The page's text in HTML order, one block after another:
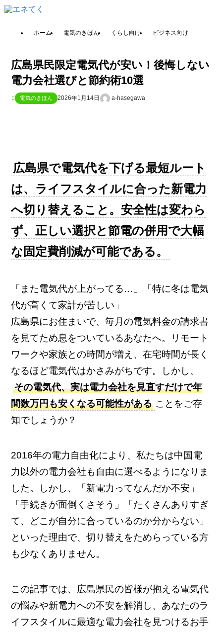
ホーム 電気のきほん くらし向け ビジネス向け
広島県民限定電気代が安い！後悔しない
電力会社選びと節約術10選
電気のきほん 2026年1月14日 a-hasegawa
広島県で電気代を下げる最短ルート
は、ライフスタイルに合った新電力
へ切り替えること。安全性は変わら
ず、正しい選択と節電の併用で大幅
な固定費削減が可能である。
「また電気代が上がってる…」「特に冬は電気
代が高くて家計が苦しい」
広島県にお住まいで、毎月の電気料金の請求書
を見てため息をついているあなたへ。リモート
ワークや家族との時間が増え、在宅時間が長く
なるほど電気代はかさみがちです。しかし、
その電気代、実は電力会社を見直すだけで年
間数万円も安くなる可能性がある ことをご存
知でしょうか？
2016年の電力自由化により、私たちは中国電
力以外の電力会社も自由に選べるようになりま
した。しかし、「新電力ってなんだか不安」
「手続きが面倒くさそう」「たくさんありすぎ
て、どこが自分に合っているのか分からない」
といった理由で、切り替えをためらっている方
も少なくありません。
この記事では、広島県民の皆様が抱える電気代
の悩みや新電力への不安を解消し、あなたのラ
イフスタイルに最適な電力会社を見つけるお手